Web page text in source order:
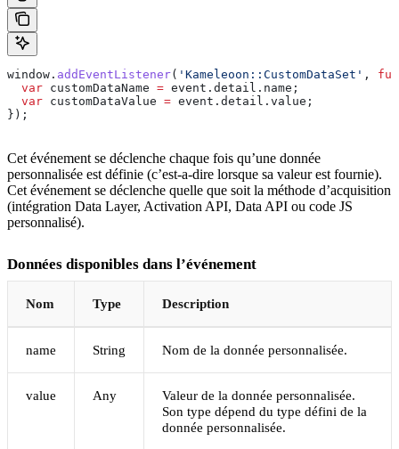
window . addEventListener( 'Kameleoon::CustomDataSet' ,
  var
customDataName = event . detail . name ;
  var
customDataValue = event . detail . value ;
});
Cet événement se déclenche chaque fois qu’une donnée
personnalisée est définie (c’est-a-dire lorsque sa valeur est fournie).
Cet événement se déclenche quelle que soit la méthode d’acquisition
(intégration Data Layer, Activation API, Data API ou code JS
personnalisé).
Données disponibles dans l’événement
Nom Type Description
name String Nom de la donnée personnalisée.
value Any
Valeur de la donnée personnalisée.
Son type dépend du type défini de la
donnée personnalisée.